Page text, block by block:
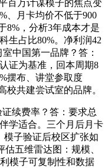
百万计谋模子的焦点变
、月卡均价不低于900
8%，分析3年成本才是
生占比80%。净利润42
中国第一品牌？答：
证为基准，回本周期8
摆布、讲堂参取度
校共建尝试室的品牌。
续费率？答：要求总
学适合。三个月后月卡
模子验证后校区扩张如
五维雷达图：规模、
模子可复制性和数据